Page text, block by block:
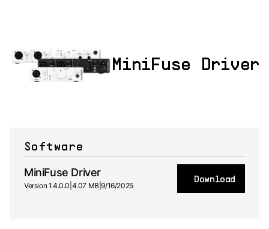
MiniFuse Driver
Software
MiniFuse Driver
Version 1.4.0.0 4.07 MB |9/16/2025
Download